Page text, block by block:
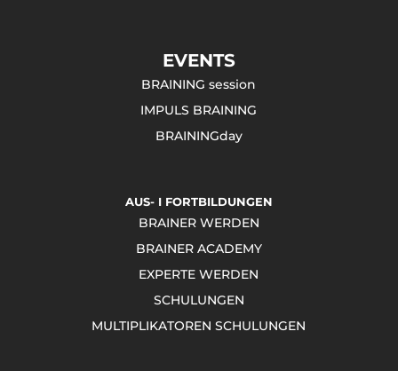
EVENTS
BRAINING session
IMPULS BRAINING
BRAININGday
AUS- I FORTBILDUNGEN
BRAINER WERDEN
BRAINER ACADEMY
EXPERTE WERDEN
SCHULUNGEN
MULTIPLIKATOREN SCHULUNGEN